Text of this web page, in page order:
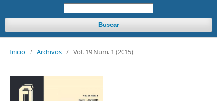
Buscar
Inicio / Archivos / Vol. 19 Núm. 1 (2015)